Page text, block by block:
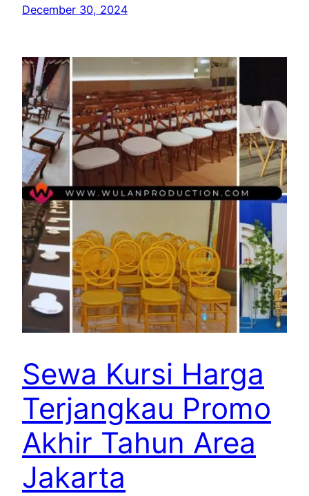
December 30, 2024
Sewa Kursi Harga
Terjangkau Promo
Akhir Tahun Area
Jakarta